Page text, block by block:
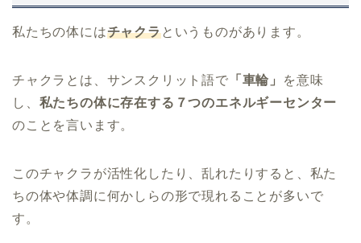
私たちの体にはチャクラというものがあります。
チャクラとは、サンスクリット語で 「車輪」
を意味
し、 私たちの体に存在する７つのエネルギーセンター
のことを言います。
このチャクラが活性化したり、乱れたりすると、私た
ちの体や体調に何かしらの形で現れることが多いで
す。